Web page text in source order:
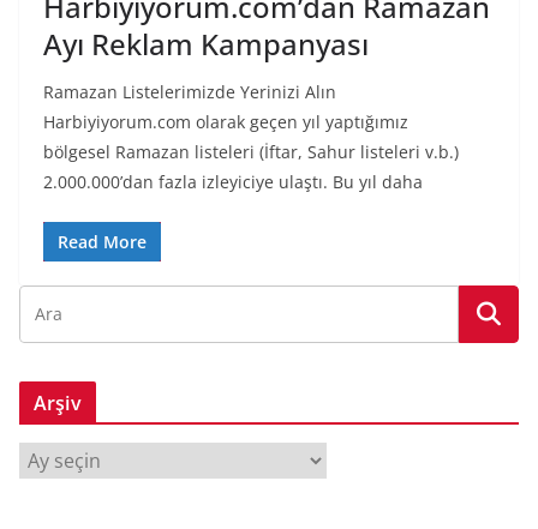
Ayı Reklam Kampanyası
Ramazan Listelerimizde Yerinizi Alın
Harbiyiyorum.com olarak geçen yıl yaptığımız
bölgesel Ramazan listeleri (İftar, Sahur listeleri v.b.)
2.000.000’dan fazla izleyiciye ulaştı. Bu yıl daha
Read More
Arşiv